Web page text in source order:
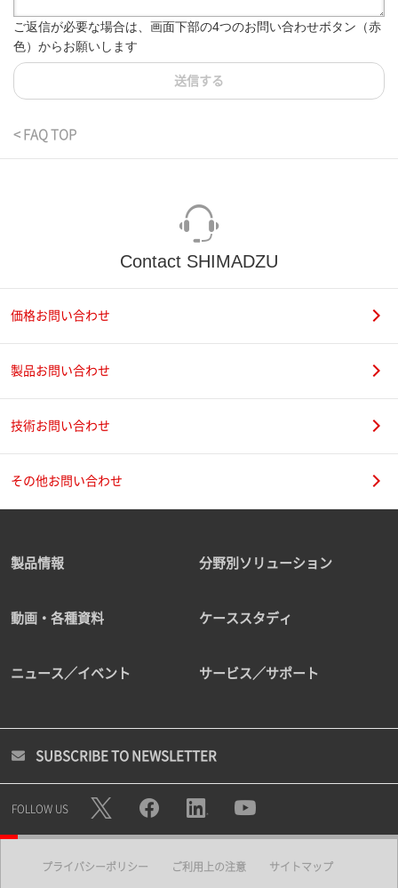
ご返信が必要な場合は、画面下部の4つのお問い合わせボタン（赤
色）からお願いします
送信する
< FAQ TOP
Contact SHIMADZU
価格お問い合わせ
製品お問い合わせ
技術お問い合わせ
その他お問い合わせ
製品情報 分野別ソリューション
動画・各種資料 ケーススタディ
ニュース／イベント サービス／サポート
SUBSCRIBE TO NEWSLETTER
FOLLOW US
プライバシーポリシー ご利用上の注意 サイトマップ